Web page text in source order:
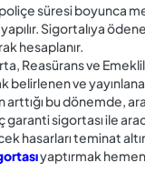
süresi boyunca
Sigortalıya
hesaplanır.
Reasürans ve
belirlenen ve
bu dönemde,
sigortası ile
hasarları teminat
yaptırmak